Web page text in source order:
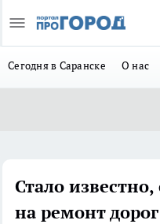
Сегодня в Саранске О нас
Стало известно,
на ремонт